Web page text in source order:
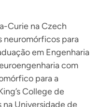
Curie na Czech
neuromórficos para
em Engenharia
com
para a
College de
Universidade de